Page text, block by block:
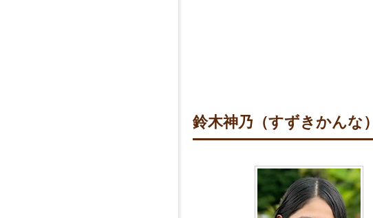
鈴木神乃（すずきかんな